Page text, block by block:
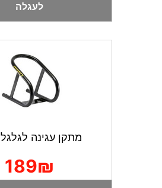
לעגלה
מתקן עגינה לגלגל Unit
189₪